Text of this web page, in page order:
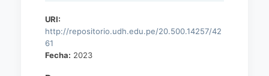
URI:
http://repositorio.udh.edu.pe/20.500.14257/42
61
Fecha: 2023